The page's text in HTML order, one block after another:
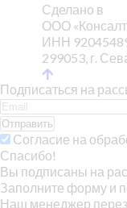
Сделано в
ООО
ИНН
299053, г.
Подписаться на
Отправить
Согласие на
Спасибо!
Вы подписаны на
Заполните форму и
Наш менеджер